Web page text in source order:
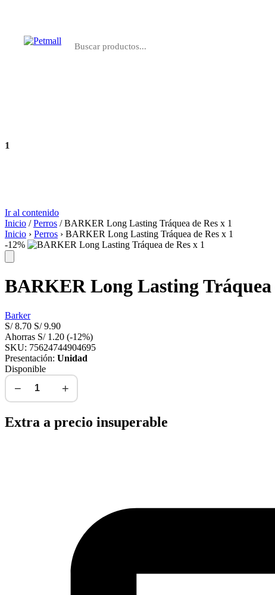
1
Ir al contenido
Inicio /Perros / BARKER Long Lasting Tráquea de Res x 1
Inicio › Perros › BARKER Long Lasting Tráquea de Res x 1
-12%
BARKER Long Lasting Tráquea
Barker
S/8.70 S/9.90
Ahorras S/1.20 (-12%)
SKU: 75624744904695
Presentación: Unidad
Disponible
− +
Extra a precio insuperable